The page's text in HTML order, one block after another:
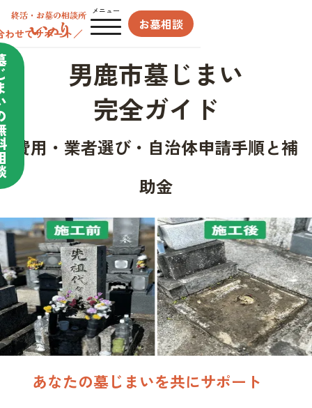
メニュー
お墓相談
わせてサポート／
男鹿市墓じまい
完全ガイド
費用・業者選び・自治体申請手順と補
助金
あなたの墓じまいを共にサポート